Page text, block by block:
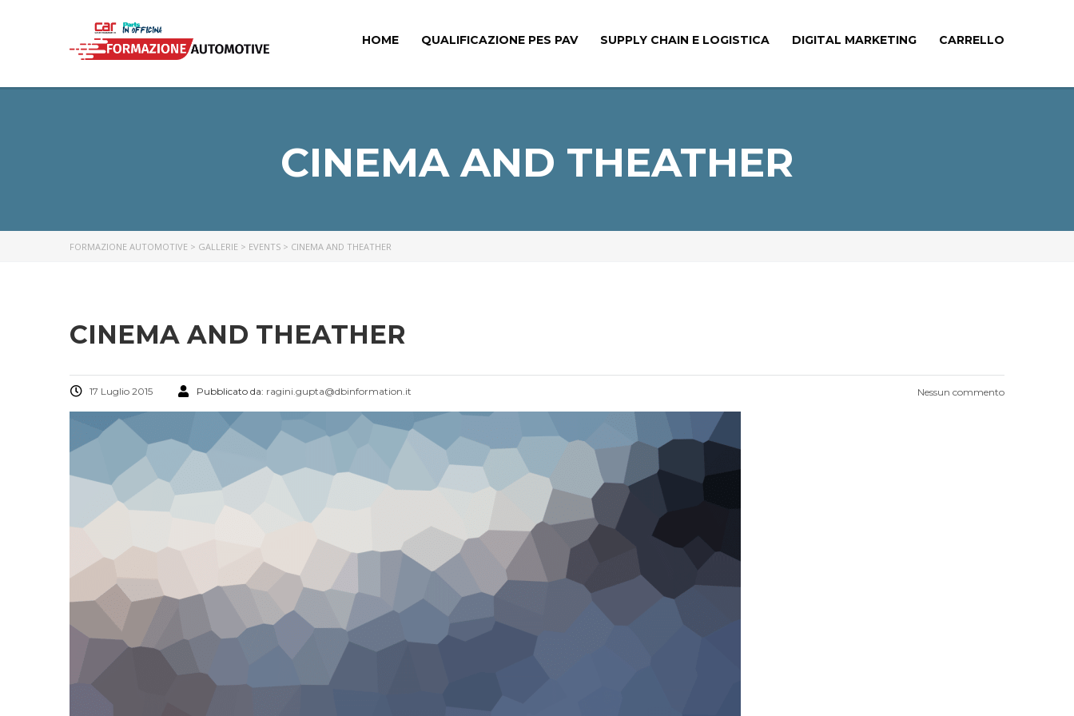
HOME QUALIFICAZIONE PES PAV SUPPLY CHAIN E LOGISTICA DIGITAL MARKETING CARRELLO
CINEMA AND THEATHER
FORMAZIONE AUTOMOTIVE > GALLERIE > EVENTS > CINEMA AND THEATHER
CINEMA AND THEATHER
17 Luglio 2015 Pubblicato da: ragini.gupta@dbinformation.it Nessun commento